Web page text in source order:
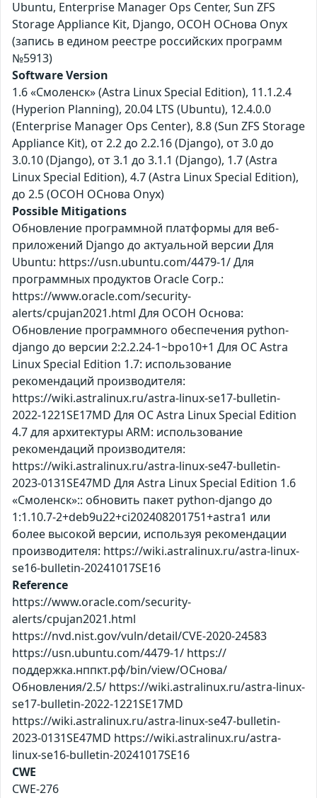
Ubuntu, Enterprise Manager Ops Center, Sun ZFS
Storage Appliance Kit, Django, ОСОН ОСнова Оnyx
(запись в едином реестре российских программ
№5913)
Software Version
1.6 «Смоленск» (Astra Linux Special Edition), 11.1.2.4
(Hyperion Planning), 20.04 LTS (Ubuntu), 12.4.0.0
(Enterprise Manager Ops Center), 8.8 (Sun ZFS Storage
Appliance Kit), от 2.2 до 2.2.16 (Django), от 3.0 до
3.0.10 (Django), от 3.1 до 3.1.1 (Django), 1.7 (Astra
Linux Special Edition), 4.7 (Astra Linux Special Edition),
до 2.5 (ОСОН ОСнова Оnyx)
Possible Mitigations
Обновление программной платформы для веб-
приложений Django до актуальной версии Для
Ubuntu: https://usn.ubuntu.com/4479-1/ Для
программных продуктов Oracle Corp.:
https://www.oracle.com/security-
alerts/cpujan2021.html Для ОСОН Основа:
Обновление программного обеспечения python-
django до версии 2:2.2.24-1~bpo10+1 Для ОС Astra
Linux Special Edition 1.7: использование
рекомендаций производителя:
https://wiki.astralinux.ru/astra-linux-se17-bulletin-
2022-1221SE17MD Для ОС Astra Linux Special Edition
4.7 для архитектуры ARM: использование
рекомендаций производителя:
https://wiki.astralinux.ru/astra-linux-se47-bulletin-
2023-0131SE47MD Для Astra Linux Special Edition 1.6
«Смоленск»:: обновить пакет python-django до
1:1.10.7-2+deb9u22+ci202408201751+astra1 или
более высокой версии, используя рекомендации
производителя: https://wiki.astralinux.ru/astra-linux-
se16-bulletin-20241017SE16
Reference
https://www.oracle.com/security-
alerts/cpujan2021.html
https://nvd.nist.gov/vuln/detail/CVE-2020-24583
https://usn.ubuntu.com/4479-1/ https://
поддержка.нппкт.рф/bin/view/ОСнова/
Обновления/2.5/ https://wiki.astralinux.ru/astra-linux-
se17-bulletin-2022-1221SE17MD
https://wiki.astralinux.ru/astra-linux-se47-bulletin-
2023-0131SE47MD https://wiki.astralinux.ru/astra-
linux-se16-bulletin-20241017SE16
CWE
CWE-276